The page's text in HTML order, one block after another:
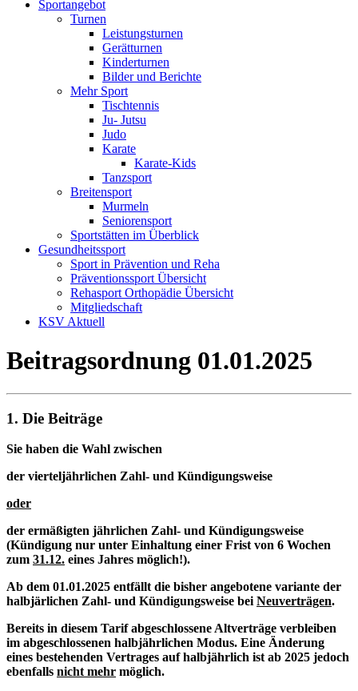
Sportangebot
Turnen
Leistungsturnen
Gerätturnen
Kinderturnen
Bilder und Berichte
Mehr Sport
Tischtennis
Ju- Jutsu
Judo
Karate
Karate-Kids
Tanzsport
Breitensport
Murmeln
Seniorensport
Sportstätten im Überblick
Gesundheitssport
Sport in Prävention und Reha
Präventionssport Übersicht
Rehasport Orthopädie Übersicht
Mitgliedschaft
KSV Aktuell
Beitragsordnung 01.01.2025
1. Die Beiträge
Sie haben die Wahl zwischen
der vierteljährlichen Zahl- und Kündigungsweise
oder
der ermäßigten jährlichen Zahl- und Kündigungsweise
(Kündigung nur unter Einhaltung einer Frist von 6 Wochen
zum 31.12. eines Jahres möglich!).
Ab dem 01.01.2025 entfällt die bisher angebotene variante der
halbjärlichen Zahl- und Kündigungsweise bei Neuverträgen.
Bereits in diesem Tarif abgeschlossene Altverträge verbleiben
im abgeschlossenen halbjährlichen Modus. Eine Änderung
eines bestehenden Vertrages auf halbjährlich ist ab 2025 jedoch
ebenfalls nicht mehr möglich.